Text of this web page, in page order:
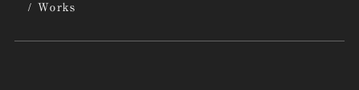
Works